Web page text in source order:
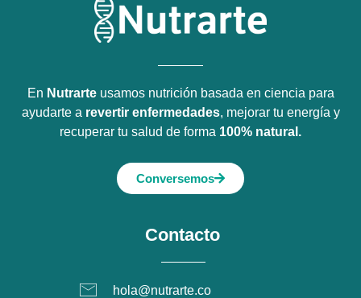
En Nutrarteusamos nutrición basada en ciencia para
ayudarte a revertir enfermedades, mejorar tu energía y
recuperar tu salud de forma 100% natural.
Conversemos
Contacto
hola@nutrarte.co